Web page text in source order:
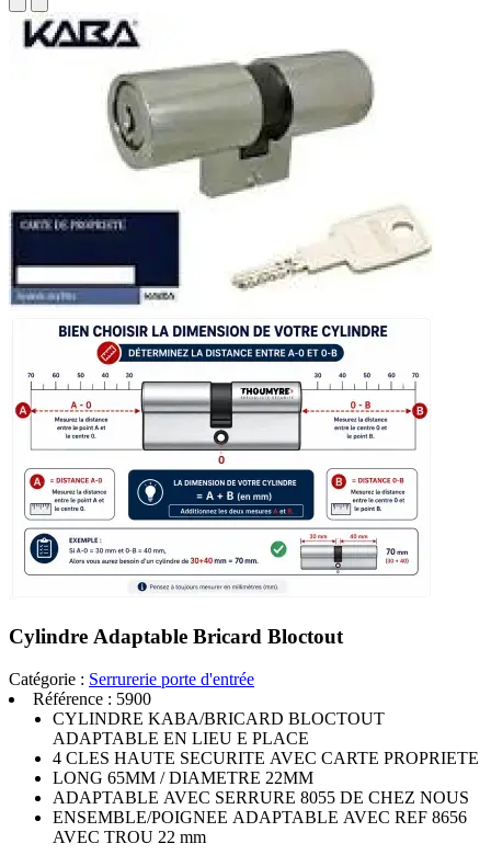
Cylindre Adaptable Bricard Bloctout
Catégorie : Serrurerie porte d'entrée
Référence : 5900
CYLINDRE KABA/BRICARD BLOCTOUT
ADAPTABLE EN LIEU E PLACE
4 CLES HAUTE SECURITE AVEC CARTE PROPRIETE
LONG 65MM / DIAMETRE 22MM
ADAPTABLE AVEC SERRURE 8055 DE CHEZ NOUS
ENSEMBLE/POIGNEE ADAPTABLE AVEC REF 8656
AVEC TROU 22 mm